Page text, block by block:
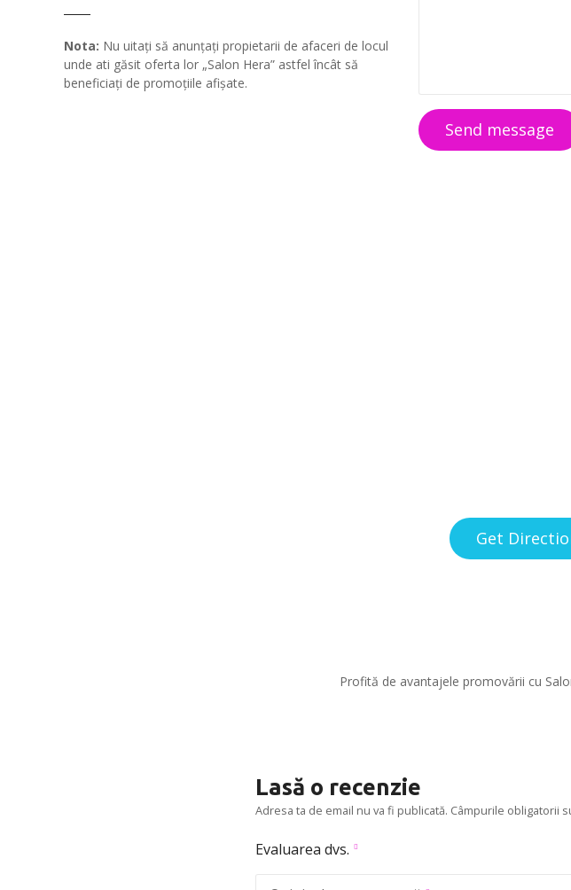
Nota: Nu uitați să anunțați propietarii de afaceri de locul
unde ati găsit oferta lor „Salon Hera” astfel încât să
beneficiați de promoțiile afișate.
Send message
Get
Profită de avantajele promovării cu
Lasă o recenzie
Adresa ta de email nu va fi publicată. Câmpurile obligatorii
Evaluarea dvs.